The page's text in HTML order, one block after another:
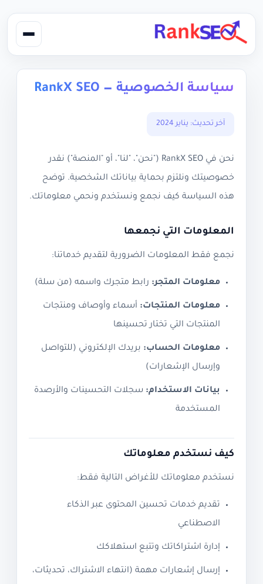
سياسة الخصوصية — RankX SEO
آخر تحديث: يناير 2024
نحن في RankX SEO ("نحن"، "لنا"، أو "المنصة") نقدر
خصوصيتك ونلتزم بحماية بياناتك الشخصية. توضح
هذه السياسة كيف نجمع ونستخدم ونحمي معلوماتك.
المعلومات التي نجمعها
نجمع فقط المعلومات الضرورية لتقديم خدماتنا:
معلومات المتجر: رابط متجرك واسمه (من سلة)
معلومات المنتجات: أسماء وأوصاف ومنتجات
المنتجات التي تختار تحسينها
معلومات الحساب: بريدك الإلكتروني (للتواصل
وإرسال الإشعارات)
بيانات الاستخدام: سجلات التحسينات والأرصدة
المستخدمة
كيف نستخدم معلوماتك
نستخدم معلوماتك للأغراض التالية فقط:
تقديم خدمات تحسين المحتوى عبر الذكاء
الاصطناعي
إدارة اشتراكاتك وتتبع استهلاكك
إرسال إشعارات مهمة (انتهاء الاشتراك، تحديثات،